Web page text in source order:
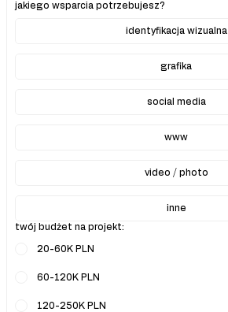
jakiego wsparcia potrzebujesz?
identyfikacja wizualna
grafika
social media
www
video / photo
inne
twój budżet na projekt:
20-60K PLN
60-120K PLN
120-250K PLN